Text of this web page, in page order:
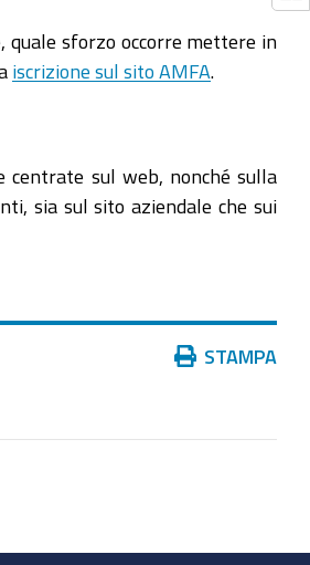
quale sforzo occorre mettere in
iscrizione sul sito AMFA
centrate sul web, nonché sulla
sia sul sito aziendale che sui
Azioni STAMPA